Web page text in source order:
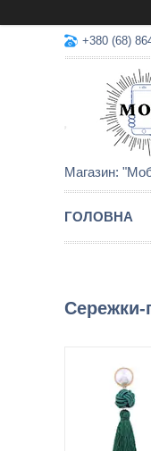
+380 (68)
Магазин:
ГОЛОВНА
Сережки-